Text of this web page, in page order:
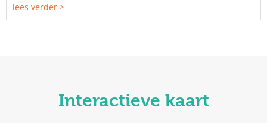
lees verder >
Interactieve kaart